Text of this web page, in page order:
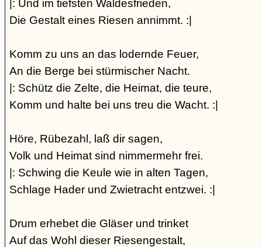
|: Und im tiefsten Waldesfrieden,
Die Gestalt eines Riesen annimmt. :|
Komm zu uns an das lodernde Feuer,
An die Berge bei stürmischer Nacht.
|: Schütz die Zelte, die Heimat, die teure,
Komm und halte bei uns treu die Wacht. :|
Höre, Rübezahl, laß dir sagen,
Volk und Heimat sind nimmermehr frei.
|: Schwing die Keule wie in alten Tagen,
Schlage Hader und Zwietracht entzwei. :|
Drum erhebet die Gläser und trinket
Auf das Wohl dieser Riesengestalt,